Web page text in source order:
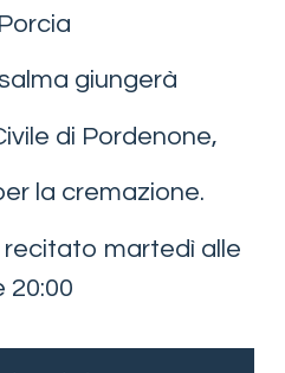
giungerà
di Pordenone,
la cremazione.
recitato martedì alle
20:00